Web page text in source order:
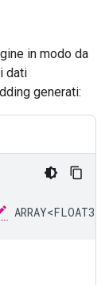
in modo da
dati
generati:
ARRAY<FLOAT32>